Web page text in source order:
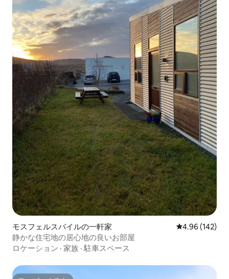
モスフェルスバイルの一軒家 レビュー142
4.96 (142)
静かな住宅地の居心地の良いお部屋
ロケーション · 家族 · 駐車スペース